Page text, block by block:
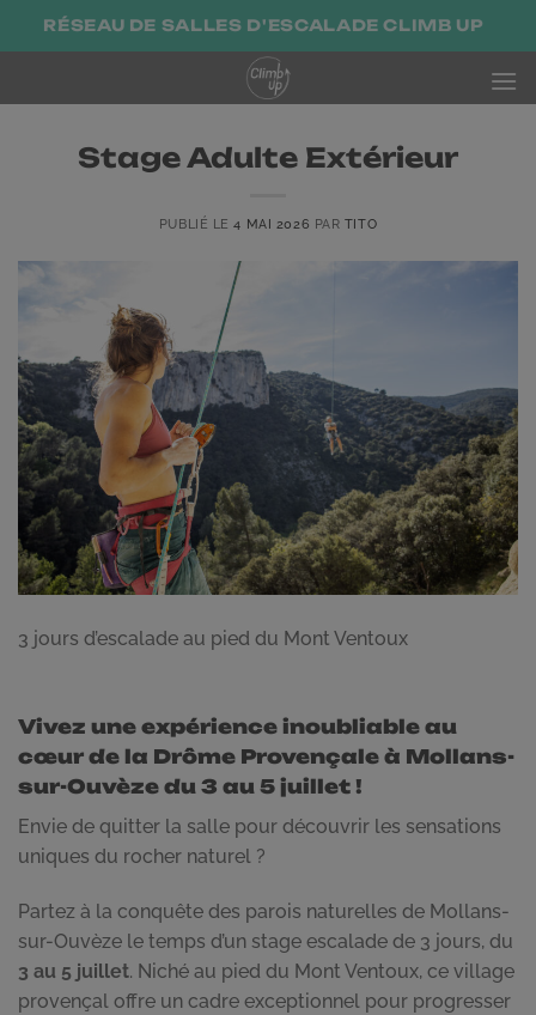
PasserRÉSEAU DE SALLES D'ESCALADE CLIMB UP
Stage Adulte Extérieur
PUBLIÉ LE4 MAI 2026 PAR TITO
3 jours d’escalade au pied du Mont Ventoux
Vivez une expérience inoubliable au
cœur de la Drôme Provençale à Mollans-
sur-Ouvèze du 3 au 5 juillet !
Envie de quitter la salle pour découvrir les sensations
uniques du rocher naturel ?
Partez à la conquête des parois naturelles de Mollans-
sur-Ouvèze le temps d’un stage escalade de 3 jours, du
3 au 5 juillet. Niché au pied du Mont Ventoux, ce village
provençal offre un cadre exceptionnel pour progresser